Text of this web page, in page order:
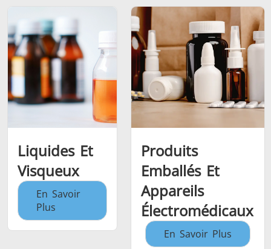
Liquides Et
Visqueux
En Savoir
Plus
Produits
Emballés Et
Appareils
Électromédicaux
En Savoir Plus